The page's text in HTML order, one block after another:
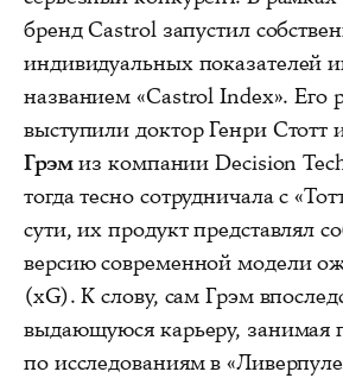
бренд Castrol запустил
индивидуальных показателей
названием «Castrol Index». Его
выступили доктор Генри Стотт
Грэмиз компании Decision
тогда тесно сотрудничала с
сути, их продукт представлял
версию современной модели
(xG). К слову, сам Грэм
выдающуюся карьеру, занимая
по исследованиям в